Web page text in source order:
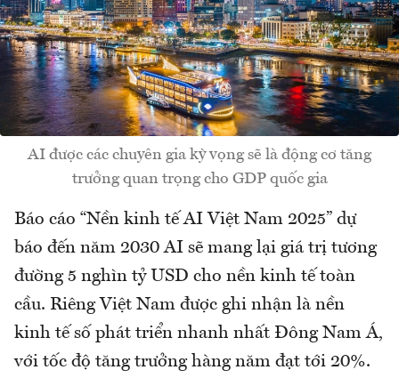
AI được các chuyên gia kỳ vọng sẽ là động cơ tăng
trưởng quan trọng cho GDP quốc gia
Báo cáo “Nền kinh tế AI Việt Nam 2025” dự
báo đến năm 2030 AI sẽ mang lại giá trị tương
đường 5 nghìn tỷ USD cho nền kinh tế toàn
cầu. Riêng Việt Nam được ghi nhận là nền
kinh tế số phát triển nhanh nhất Đông Nam Á,
với tốc độ tăng trưởng hàng năm đạt tới 20%.